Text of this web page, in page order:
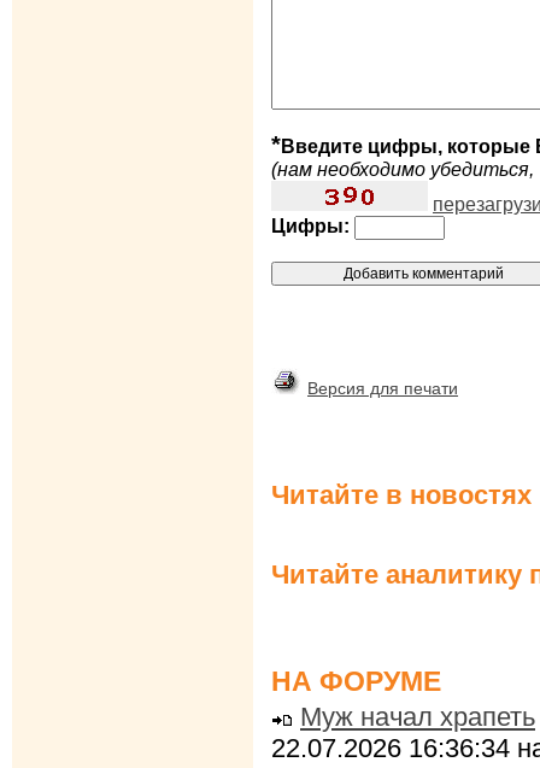
*Введите цифры, которые
(нам необходимо
Цифры:
Версия для печати
Читайте в
Читайте аналитику
НА ФОРУМЕ
Муж начал храпеть
22.07.2026 16:36:34